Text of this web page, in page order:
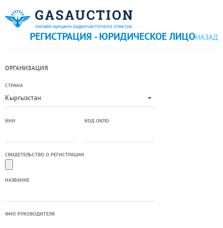
РЕГИСТРАЦИЯ - ЮРИДИЧЕСКОЕ ЛИЦОНАЗАД
ОРГАНИЗАЦИЯ
СТРАНА
Кыргызстан
ИНН КОД ОКПО
СВИДЕТЕЛЬСТВО О РЕГИСТРАЦИИ
НАЗВАНИЕ
ФИО РУКОВОДИТЕЛЯ